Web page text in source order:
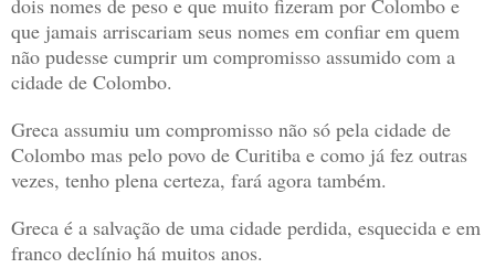
dois nomes de peso e que muito fizeram por Colombo e
que jamais arriscariam seus nomes em confiar em quem
não pudesse cumprir um compromisso assumido com a
cidade de Colombo.
Greca assumiu um compromisso não só pela cidade de
Colombo mas pelo povo de Curitiba e como já fez outras
vezes, tenho plena certeza, fará agora também.
Greca é a salvação de uma cidade perdida, esquecida e em
franco declínio há muitos anos.